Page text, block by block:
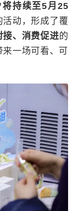
持续至5月25
动，形成了覆
接、消费促进的
一场可看、可